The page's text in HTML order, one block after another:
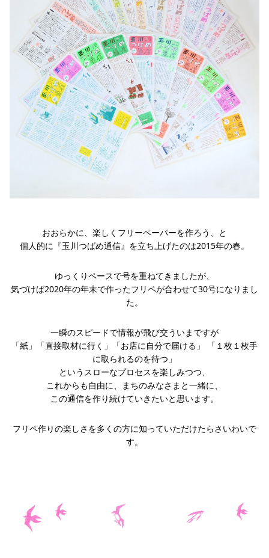
おおらかに、楽しくフリーペーパーを作ろう、と
個人的に『玉川つばめ通信』を立ち上げたのは2015年の春。
ゆっくりペースで号を重ねてきましたが、
気づけば2020年の年末で作ったフリペが合わせて30号になりまし
た。
一瞬のスピードで情報が飛び交ういまですが
「紙」「直接取材に行く」「お店に自分で届ける」 「１枚１枚手
に取られるのを待つ」
というスローなプロセスを楽しみつつ、
これからも自由に、まちのみなさまと一緒に、
この通信を作り続けていきたいと思います。
フリペ作りの楽しさを多くの方に知っていただけたらさいわいで
す。